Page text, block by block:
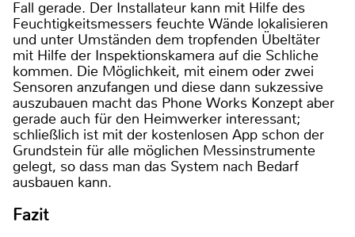
Fall gerade. Der Installateur kann mit Hilfe des
Feuchtigkeitsmessers feuchte Wände lokalisieren
und unter Umständen dem tropfenden Übeltäter
mit Hilfe der Inspektionskamera auf die Schliche
kommen. Die Möglichkeit, mit einem oder zwei
Sensoren anzufangen und diese dann sukzessive
auszubauen macht das Phone Works Konzept aber
gerade auch für den Heimwerker interessant;
schließlich ist mit der kostenlosen App schon der
Grundstein für alle möglichen Messinstrumente
gelegt, so dass man das System nach Bedarf
ausbauen kann.
Fazit